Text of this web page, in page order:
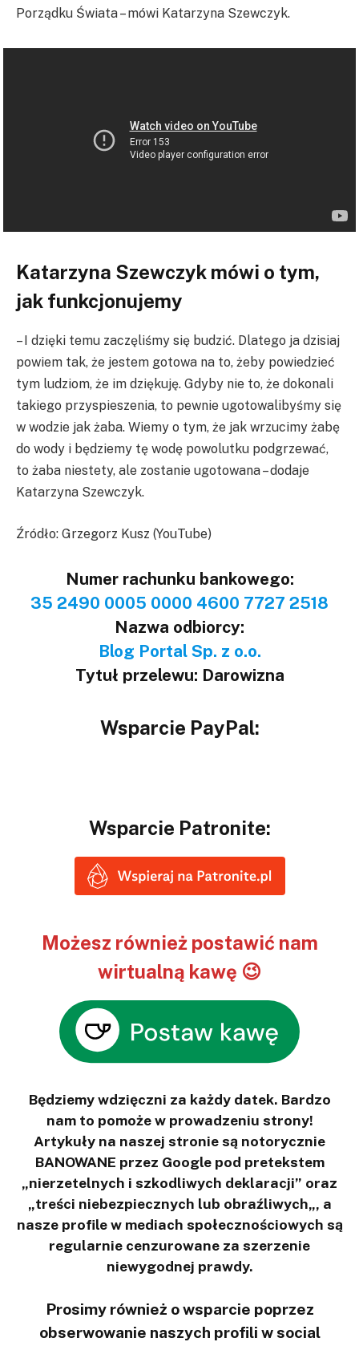
Porządku Świata – mówi Katarzyna Szewczyk.
Katarzyna Szewczyk mówi o tym,
jak funkcjonujemy
– I dzięki temu zaczęliśmy się budzić. Dlatego ja dzisiaj
powiem tak, że jestem gotowa na to, żeby powiedzieć
tym ludziom, że im dziękuję. Gdyby nie to, że dokonali
takiego przyspieszenia, to pewnie ugotowalibyśmy się
w wodzie jak żaba. Wiemy o tym, że jak wrzucimy żabę
do wody i będziemy tę wodę powolutku podgrzewać,
to żaba niestety, ale zostanie ugotowana – dodaje
Katarzyna Szewczyk.
Źródło: Grzegorz Kusz (YouTube)
Numer rachunku bankowego:
35 2490 0005 0000 4600 7727 2518
Nazwa odbiorcy:
Blog Portal Sp. z o.o.
Tytuł przelewu: Darowizna
Wsparcie PayPal:
Wsparcie Patronite:
Możesz również postawić nam
wirtualną kawę 😉
Będziemy wdzięczni za każdy datek. Bardzo
nam to pomoże w prowadzeniu strony!
Artykuły na naszej stronie są notorycznie
BANOWANE przez Google pod pretekstem
„nierzetelnych i szkodliwych deklaracji” oraz
„treści niebezpiecznych lub obraźliwych„, a
nasze profile w mediach społecznościowych są
regularnie cenzurowane za szerzenie
niewygodnej prawdy.
Prosimy również o wsparcie poprzez
obserwowanie naszych profili w social